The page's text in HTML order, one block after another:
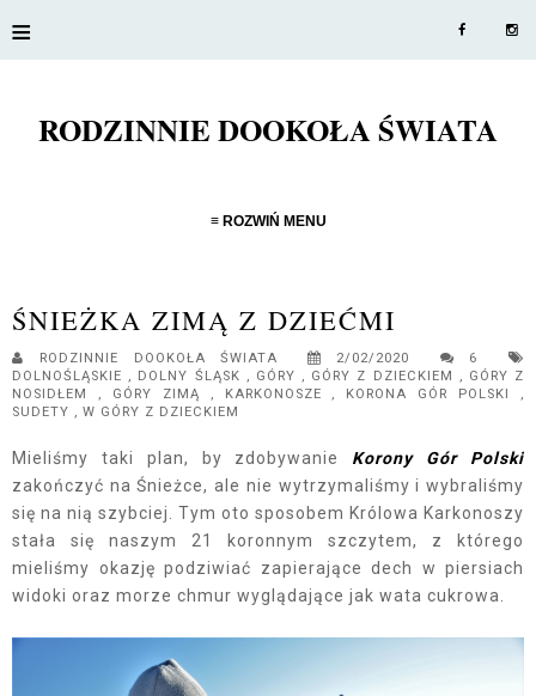
≡
RODZINNIE DOOKOŁA ŚWIATA
≡ ROZWIŃ MENU
ŚNIEŻKA ZIMĄ Z DZIEĆMI
RODZINNIE DOOKOŁA ŚWIATA 2/02/2020
6
DOLNOŚLĄSKIE , DOLNY ŚLĄSK , GÓRY , GÓRY Z DZIECKIEM , GÓRY Z
NOSIDŁEM , GÓRY ZIMĄ , KARKONOSZE , KORONA GÓR POLSKI ,
SUDETY , W GÓRY Z DZIECKIEM
Mieliśmy taki plan, by zdobywanie Korony Gór Polski
zakończyć na Śnieżce, ale nie wytrzymaliśmy i wybraliśmy
się na nią szybciej. Tym oto sposobem Królowa Karkonoszy
stała się naszym 21 koronnym szczytem, z którego
mieliśmy okazję podziwiać zapierające dech w piersiach
widoki oraz morze chmur wyglądające jak wata cukrowa.